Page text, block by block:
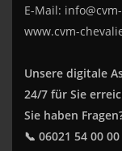
E-Mail:
www.cvm-
Unsere digitale
24/7 für Sie
Sie haben
📞 06021 54 00 00